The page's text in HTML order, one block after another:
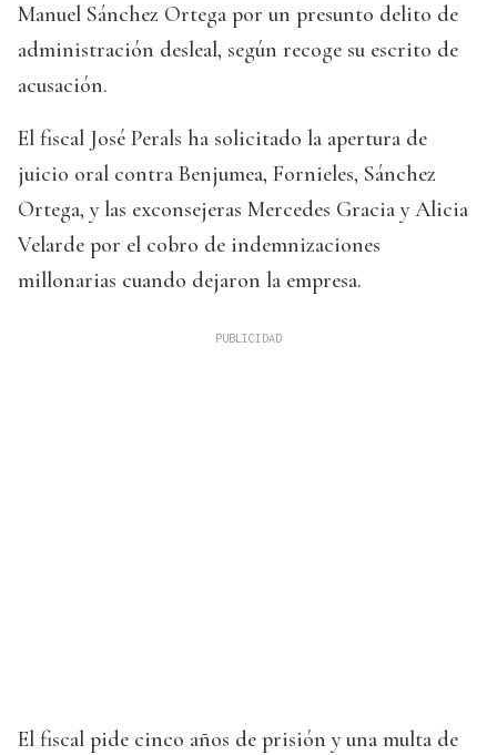
Manuel Sánchez Ortega por un presunto delito de
administración desleal, según recoge su escrito de
acusación.
El fiscal José Perals ha solicitado la apertura de
juicio oral contra Benjumea, Fornieles, Sánchez
Ortega, y las exconsejeras Mercedes Gracia y Alicia
Velarde por el cobro de indemnizaciones
millonarias cuando dejaron la empresa.
El fiscal pide cinco años de prisión y una multa de